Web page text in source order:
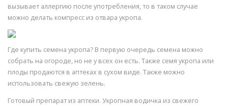
вызывает аллергию после употребления, то в таком случае
можно делать компресс из отвара укропа.
Где купить семена укропа? В первую очередь семена можно
собрать на огороде, но не у всех он есть. Также семя укропа или
плоды продаются в аптеках в сухом виде. Также можно
использовать свежую зелень.
Готовый препарат из аптеки. Укропная водичка из свежего